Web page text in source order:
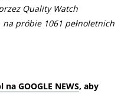
Quality Watch
próbie 1061 pełnoletnich
GOOGLE NEWS, aby